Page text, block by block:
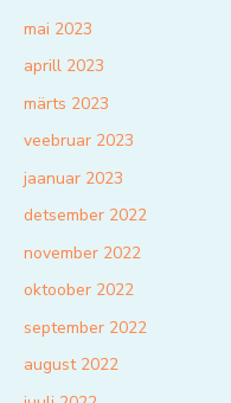
mai 2023
aprill 2023
märts 2023
veebruar 2023
jaanuar 2023
detsember 2022
november 2022
oktoober 2022
september 2022
august 2022